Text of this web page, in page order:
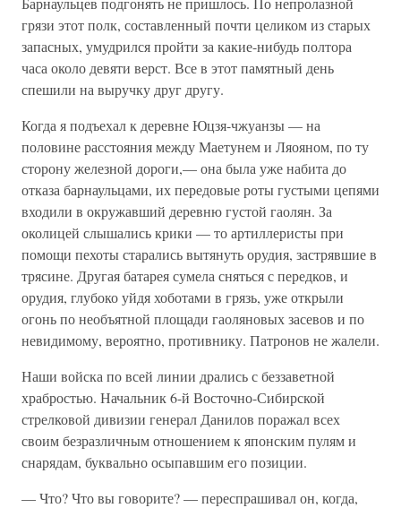
грязи этот полк, составленный почти целиком из старых
запасных, умудрился пройти за какие-нибудь полтора
часа около девяти верст. Все в этот памятный день
спешили на выручку друг другу.
Когда я подъехал к деревне Юцзя-чжуанзы — на
половине расстояния между Маетунем и Ляояном, по ту
сторону железной дороги,— она была уже набита до
отказа барнаульцами, их передовые роты густыми цепями
входили в окружавший деревню густой гаолян. За
околицей слышались крики — то артиллеристы при
помощи пехоты старались вытянуть орудия, застрявшие в
трясине. Другая батарея сумела сняться с передков, и
орудия, глубоко уйдя хоботами в грязь, уже открыли
огонь по необъятной площади гаоляновых засевов и по
невидимому, вероятно, противнику. Патронов не жалели.
Наши войска по всей линии дрались с беззаветной
храбростью. Начальник 6-й Восточно-Сибирской
стрелковой дивизии генерал Данилов поражал всех
своим безразличным отношением к японским пулям и
снарядам, буквально осыпавшим его позиции.
— Что? Что вы говорите? — переспрашивал он, когда,